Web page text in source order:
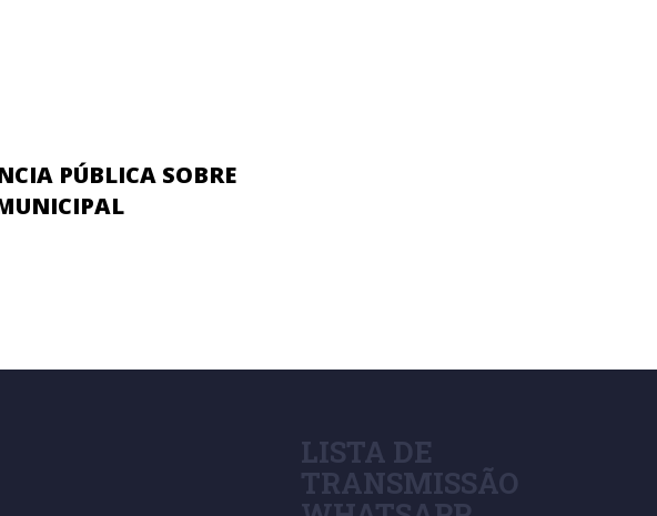
PÚBLICA SOBRE
LISTA DE
TRANSMISSÃO